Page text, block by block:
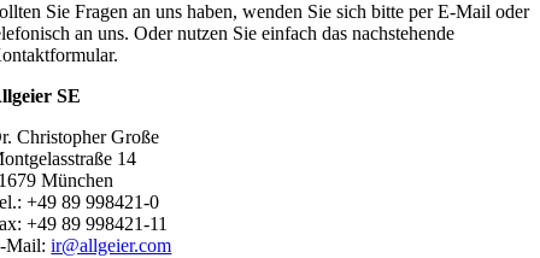
Sie Fragen an uns haben, wenden Sie sich bitte per E-Mail oder
an uns. Oder nutzen Sie einfach das nachstehende
SE
Christopher Große
14
München
+49 89 998421-0
+49 89 998421-11
Mail:ir@allgeier.com